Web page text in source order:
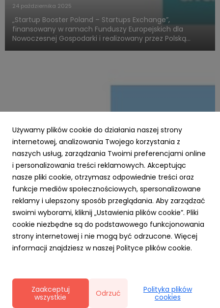
24 października 2025
„Startup Booster Poland – Startups Exchange”,
finansowany w ramach Funduszy Europejskich dla
Nowoczesnej Gospodarki i realizowany przez Polską
PARP
Zielone światło dla Twojej firmy – nawet 3,5
mln zł na ekologiczną transformację z
Funduszy Europejskich!
23 października 2025
Chcesz, aby Twoja firma działała nowocześnie,
ekologicznie i oszczędnie? Dzięki Funduszom Europejskim
dla Polski Wschodniej (FEPW), oferowanym przez Polską
kierunku gospodarki...
Używamy plików cookie do działania naszej strony
internetowej, analizowania Twojego korzystania z
naszych usług, zarządzania Twoimi preferencjami online
i personalizowania treści reklamowych. Akceptując
nasze pliki cookie, otrzymasz odpowiednie treści oraz
funkcje mediów społecznościowych, spersonalizowane
reklamy i ulepszony sposób przeglądania. Aby zarządzać
swoimi wyborami, kliknij „Ustawienia plików cookie”. Pliki
cookie niezbędne są do podstawowego funkcjonowania
strony internetowej i nie mogą być odrzucone. Więcej
informacji znajdziesz w naszej Polityce plików cookie.
Zaakceptuj
wszystkie
Odrzuć
Polityka plików
cookies